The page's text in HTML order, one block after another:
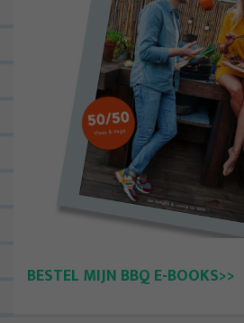
BESTEL MIJN BBQ E-BOOKS>>